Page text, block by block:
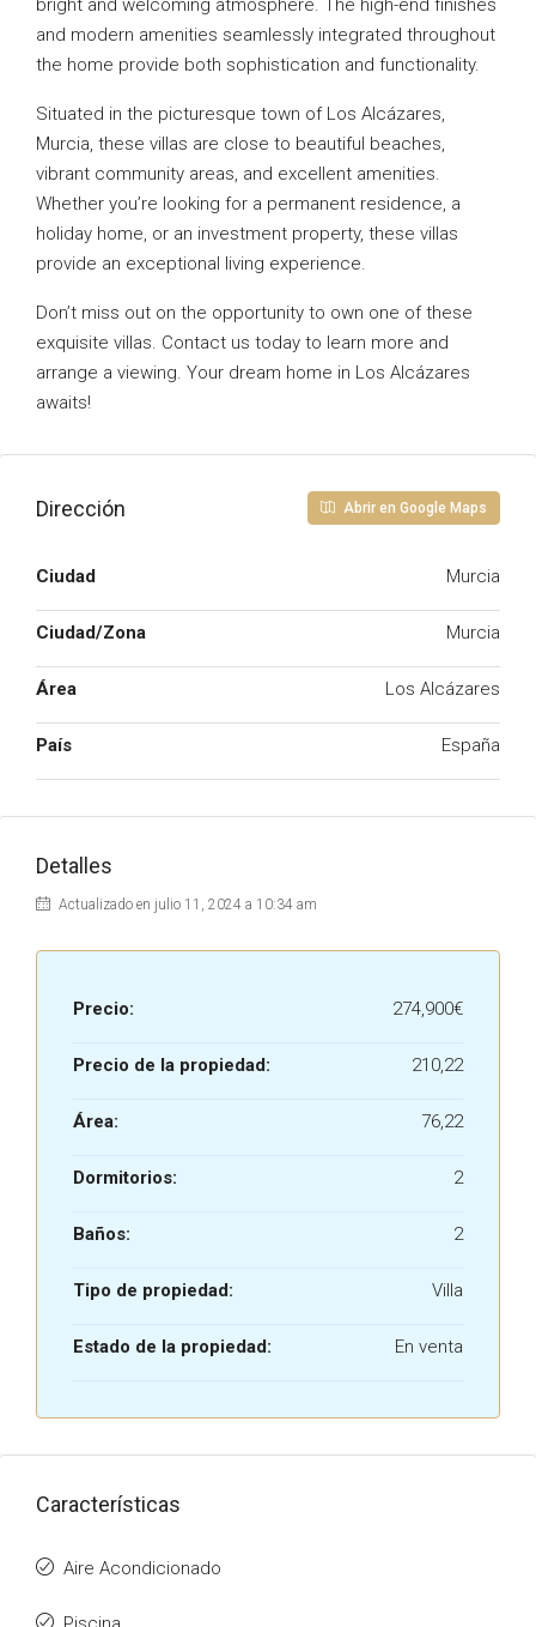
bright and welcoming atmosphere. The high-end finishes
and modern amenities seamlessly integrated throughout
the home provide both sophistication and functionality.
Situated in the picturesque town of Los Alcázares,
Murcia, these villas are close to beautiful beaches,
vibrant community areas, and excellent amenities.
Whether you’re looking for a permanent residence, a
holiday home, or an investment property, these villas
provide an exceptional living experience.
Don’t miss out on the opportunity to own one of these
exquisite villas. Contact us today to learn more and
arrange a viewing. Your dream home in Los Alcázares
awaits!
Dirección Abrir en Google Maps
Ciudad Murcia
Ciudad/Zona Murcia
Área Los Alcázares
País España
Detalles
Actualizado en julio 11, 2024 a 10:34 am
Precio: 274,900€
Precio de la propiedad: 210,22
Área: 76,22
Dormitorios: 2
Baños: 2
Tipo de propiedad: Villa
Estado de la propiedad: En venta
Características
Aire Acondicionado